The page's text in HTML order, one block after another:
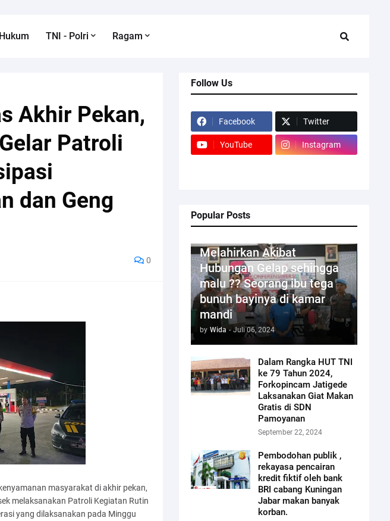
Hukum TNI - Polri Ragam
Akhir Pekan,
Patroli
dan Geng
0
masyarakat di akhir pekan,
melaksanakan Patroli Kegiatan Rutin
yang dilaksanakan pada Minggu
Follow Us
Facebook Twitter
YouTube Instagram
Popular Posts
Melahirkan Akibat
Hubungan Gelap sehingga
malu ?? Seorang ibu tega
bunuh bayinya di kamar
mandi
by Wida - Juli 06, 2024
Dalam Rangka HUT TNI
ke 79 Tahun 2024,
Forkopincam Jatigede
Laksanakan Giat Makan
Gratis di SDN
Pamoyanan
September 22, 2024
Pembodohan publik ,
rekayasa pencairan
kredit fiktif oleh bank
BRI cabang Kuningan
Jabar makan banyak
korban.